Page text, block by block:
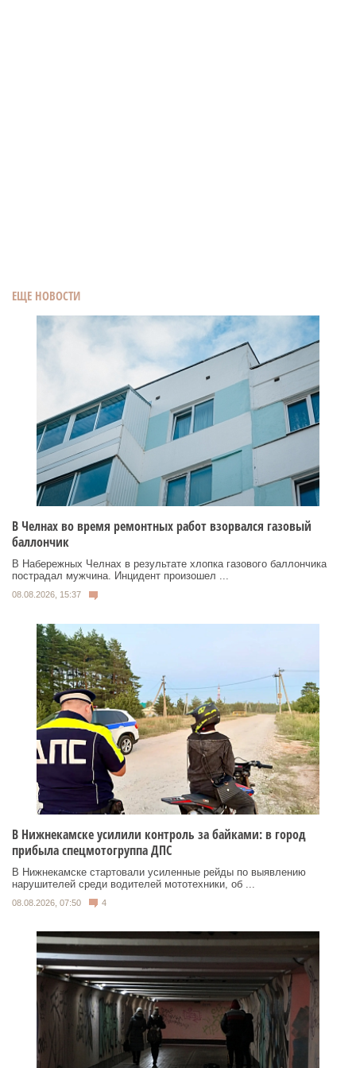
ЕЩЕ НОВОСТИ
В Челнах во время ремонтных работ взорвался газовый
баллончик
В Набережных Челнах в результате хлопка газового баллончика
пострадал мужчина. Инцидент произошел ...
08.08.2026, 15:37
В Нижнекамске усилили контроль за байками: в город
прибыла спецмотогруппа ДПС
В Нижнекамске стартовали усиленные рейды по выявлению
нарушителей среди водителей мототехники, об ...
08.08.2026, 07:50 4